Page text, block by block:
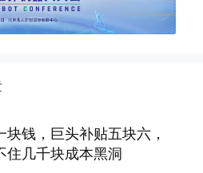
块钱，巨头补贴五块六，
住几千块成本黑洞